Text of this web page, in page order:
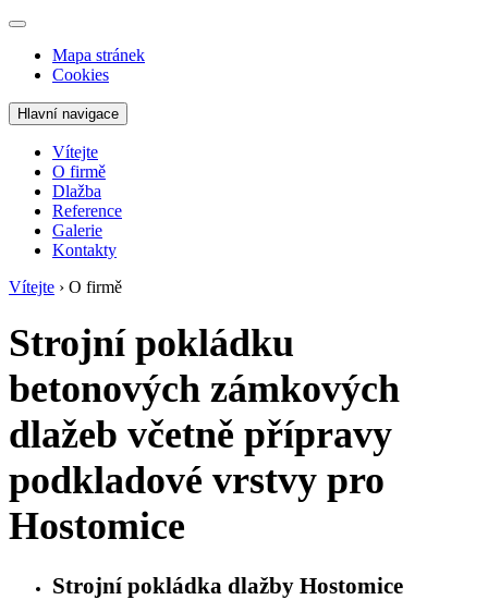
Mapa stránek
Cookies
Hlavní navigace
Vítejte
O firmě
Dlažba
Reference
Galerie
Kontakty
Vítejte › O firmě
Strojní pokládku
betonových zámkových
dlažeb včetně přípravy
podkladové vrstvy pro
Hostomice
Strojní pokládka dlažby Hostomice